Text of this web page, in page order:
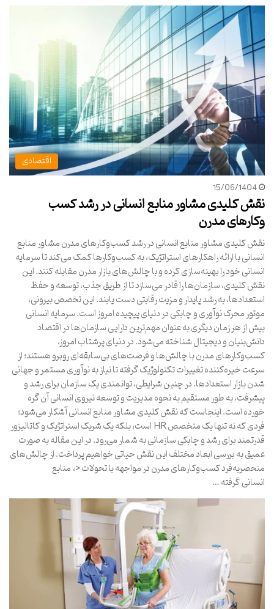
اقتصادی
15/06/1404
نقش کلیدی مشاور منابع انسانی در رشد کسب
وکارهای مدرن
نقش کلیدی مشاور منابع انسانی در رشد کسب‌وکارهای مدرن مشاور منابع
انسانی با ارائه راهکارهای استراتژیک، به کسب‌وکارها کمک می‌کند تا سرمایه
انسانی خود را بهینه‌سازی کرده و با چالش‌های بازار مدرن مقابله کنند. این
نقش کلیدی، سازمان‌ها را قادر می‌سازد تا از طریق جذب، توسعه و حفظ
استعدادها، به رشد پایدار و مزیت رقابتی دست یابند. این تخصص بیرونی،
موتور محرک نوآوری و چابکی در دنیای پیچیده امروز است. سرمایه انسانی
بیش از هر زمان دیگری به عنوان مهم‌ترین دارایی سازمان‌ها در اقتصاد
دانش‌بنیان و دیجیتال شناخته می‌شود. در دنیای پرشتاب امروز،
کسب‌وکارهای مدرن با چالش‌ها و فرصت‌های بی‌سابقه‌ای روبرو هستند؛ از
سرعت خیره‌کننده تغییرات تکنولوژیک گرفته تا نیاز به نوآوری مستمر و جهانی
شدن بازار استعدادها. در چنین شرایطی، توانمندی یک سازمان برای رشد و
پیشرفت، به طور مستقیم به نحوه مدیریت و توسعه نیروی انسانی آن گره
خورده است. اینجاست که نقش کلیدی مشاور منابع انسانی آشکار می‌شود؛
فردی که نه تنها یک متخصص HR است، بلکه یک شریک استراتژیک و کاتالیزور
قدرتمند برای رشد و چابکی سازمانی به شمار می‌رود. در این مقاله به صورت
عمیق به بررسی ابعاد مختلف این نقش حیاتی خواهیم پرداخت. از چالش‌های
منحصربه‌فرد کسب‌وکارهای مدرن در مواجهه با تحولات <، منابع
انسانی گرفته …